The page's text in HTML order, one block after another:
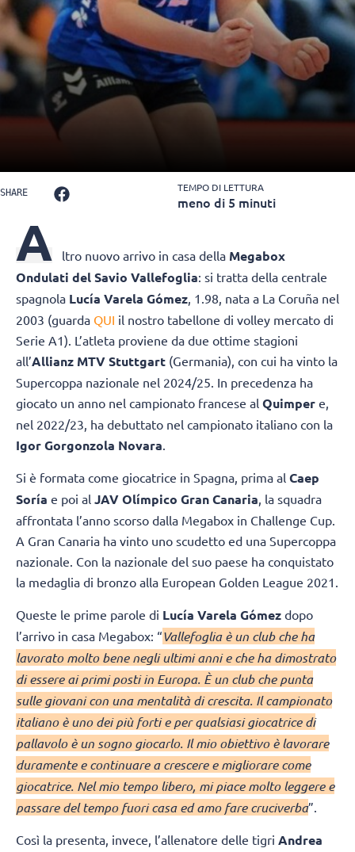
SHARE TEMPO DI LETTURA
meno di 5 minuti
A ltro nuovo arrivo in casa della Megabox
Ondulati del Savio Vallefoglia: si tratta della centrale
spagnola Lucía Varela Gómez, 1.98, nata a La Coruña nel
2003 (guarda QUI il nostro tabellone di volley mercato di
Serie A1). L’atleta proviene da due ottime stagioni
all’Allianz MTV Stuttgart (Germania), con cui ha vinto la
Supercoppa nazionale nel 2024/25. In precedenza ha
giocato un anno nel campionato francese al Quimper e,
nel 2022/23, ha debuttato nel campionato italiano con la
Igor Gorgonzola Novara.
Si è formata come giocatrice in Spagna, prima al Caep
Soría e poi al JAV Olímpico Gran Canaria, la squadra
affrontata l’anno scorso dalla Megabox in Challenge Cup.
A Gran Canaria ha vinto uno scudetto ed una Supercoppa
nazionale. Con la nazionale del suo paese ha conquistato
la medaglia di bronzo alla European Golden League 2021.
Queste le prime parole di Lucía Varela Gómez dopo
l’arrivo in casa Megabox: “Vallefoglia è un club che ha
lavorato molto bene negli ultimi anni e che ha dimostrato
di essere ai primi posti in Europa. È un club che punta
sulle giovani con una mentalità di crescita. Il campionato
italiano è uno dei più forti e per qualsiasi giocatrice di
pallavolo è un sogno giocarlo. Il mio obiettivo è lavorare
duramente e continuare a crescere e migliorare come
giocatrice. Nel mio tempo libero, mi piace molto leggere e
passare del tempo fuori casa ed amo fare cruciverba”.
Così la presenta, invece, l’allenatore delle tigri Andrea